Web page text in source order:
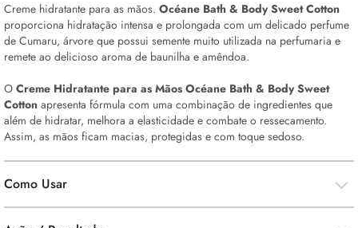
Creme hidratante para as mãos. Océane Bath & BodySweet Cotton
proporciona hidratação intensa e prolongada com um delicado perfume
de Cumaru, árvore que possui semente muito utilizada na perfumaria e
remete ao delicioso aroma de baunilha e amêndoa.
O Creme Hidratante para as Mãos Océane Bath & BodySweet
Cotton apresenta fórmula com uma combinação de ingredientes que
além de hidratar, melhora a elasticidade e combate o ressecamento.
Assim, as mãos ficam macias, protegidas e com toque sedoso.
Como Usar